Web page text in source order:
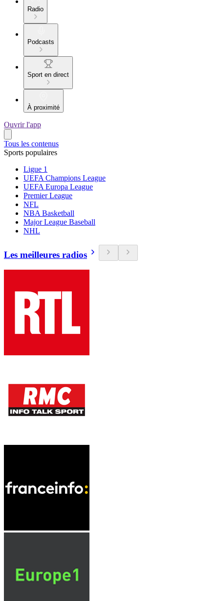
Radio
Podcasts
Sport en direct
À proximité
Ouvrir l'app
Tous les contenus
Sports populaires
Ligue 1
UEFA Champions League
UEFA Europa League
Premier League
NFL
NBA Basketball
Major League Baseball
NHL
Les meilleures radios